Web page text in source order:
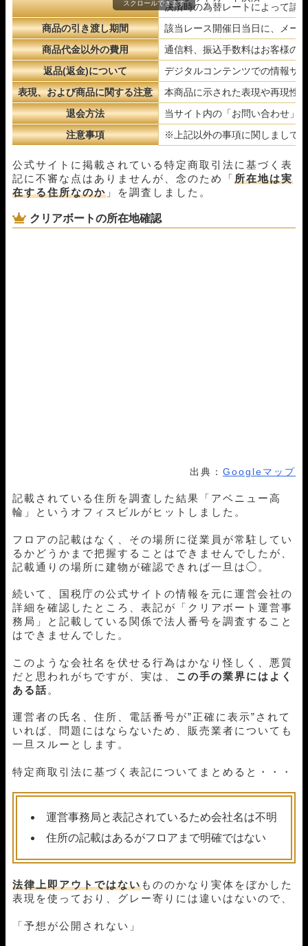
決済時の為替レートによって請
商品の引き渡し期間
該当レース開催日当日に、メー
商品代金以外の費用
通信料、振込手数料はお客様の
返品(返金)について
デジタルコンテンツでの情報サ
表現、および商品に関する注意
本商品に示された表現や再現性
退会方法
当サイト内の「お問い合わせ」
注意事項
※上記以外の事項に関しまして
スクロールできます
公式サイトに掲載されている特定商取引法に基づく表
記に不審な点はありませんが、念のため「所在地は実
在する住所なのか 」を調査しました。
クリアボートの所在地確認
出典： Googleマップ
記載されている住所を調査した結果「アベニュー高
輪」というオフィスビルがヒットしました。
フロアの記載はなく、その場所に従業員が常駐してい
るかどうかまで把握することはできませんでしたが、
記載通りの場所に建物が確認できれば一旦は◯。
続いて、国税庁の公式サイトの情報を元に運営会社の
詳細を確認したところ、表記が「クリアボート運営事
務局」と記載している関係で法人番号を調査すること
はできませんでした。
このような会社名を伏せる行為はかなり怪しく、悪質
だと思われがちですが、実は、 この手の業界にはよく
ある話。
運営者の氏名、住所、電話番号が”正確に表示”されて
いれば、問題にはならないため、販売業者についても
一旦スルーとします。
特定商取引法に基づく表記についてまとめると・・・
運営事務局と表記されているため会社名は不明
住所の記載はあるがフロアまで明確ではない
法律上即アウトではないもののかなり実体をぼかした
表現を使っており、グレー寄りには違いはないので、
「予想が公開されない」